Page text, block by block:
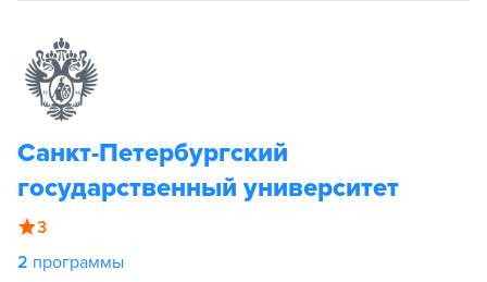
Санкт-Петербургский
государственный университет
3
2 программы